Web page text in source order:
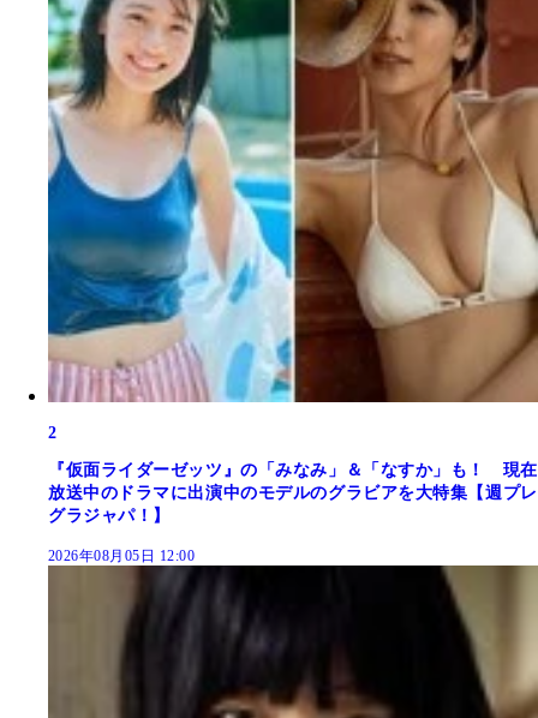
2
『仮面ライダーゼッツ』の「みなみ」＆「なすか」も！ 現在
放送中のドラマに出演中のモデルのグラビアを大特集【週プレ
グラジャパ！】
2026年08月05日 12:00